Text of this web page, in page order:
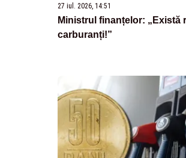
27 iul. 2026, 14:51
Ministrul finanțelor: „Există
carburanți!”